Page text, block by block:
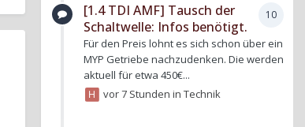
10
[1.4 TDI AMF] Tausch der
Schaltwelle: Infos benötigt.
Für den Preis lohnt es sich schon über ein
MYP Getriebe nachzudenken. Die werden
aktuell für etwa 450€...
vor 7 Stunden inTechnik